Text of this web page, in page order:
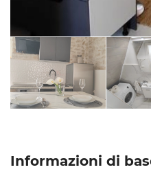
Informazioni di